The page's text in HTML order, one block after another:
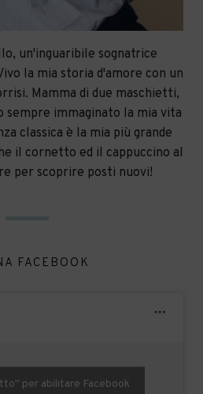
un'inguaribile sognatrice
la mia storia d'amore con un
Mamma di due maschietti,
sempre immaginato la mia vita
classica è la mia più grande
il cornetto ed il cappuccino al
per scoprire posti nuovi!
FACEBOOK
per abilitare Facebook